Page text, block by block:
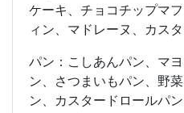
ケーキ、チョコチップマ
ィン、マドレーヌ、カス
パン：こしあんパン、マ
ン、さつまいもパン、野
ン、カスタードロールパ